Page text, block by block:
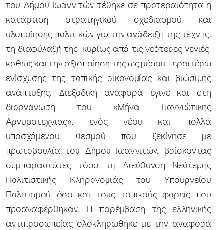
του Δήμου Ιωαννιτών τέθηκε σε προτεραιότητα η
κατάρτιση στρατηγικού σχεδιασμού και
υλοποίησης πολιτικών για την ανάδειξη της τέχνης,
τη διαφύλαξή της, κυρίως από τις νεότερες γενιές,
καθώς και την αξιοποίησή της ως μέσου περαιτέρω
ενίσχυσης της τοπικής οικονομίας και βιώσιμης
ανάπτυξης. Διεξοδική αναφορά έγινε και στη
διοργάνωση του «Μήνα Γιαννιώτικης
Αργυροτεχνίας», ενός νέου και πολλά
υποσχόμενου θεσμού που ξεκίνησε με
πρωτοβουλία του Δήμου Ιωαννιτών, βρίσκοντας
συμπαραστάτες τόσο τη Διεύθυνση Νεότερης
Πολιτιστικής Κληρονομιάς του Υπουργείου
Πολιτισμού όσο και τους τοπικούς φορείς που
προαναφέρθηκαν. Η παρέμβαση της ελληνικής
αντιπροσωπείας ολοκληρώθηκε με την αναφορά